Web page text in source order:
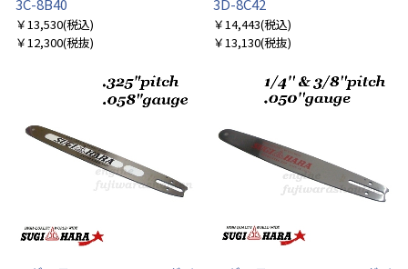
￥13,530(税込)
￥12,300(税抜)
￥14,443(税込)
￥13,130(税抜)